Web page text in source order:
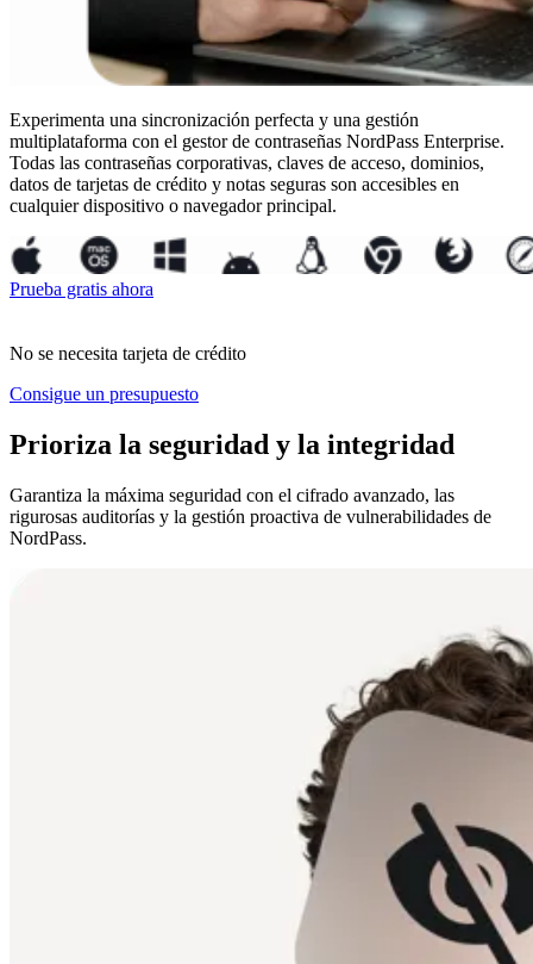
Experimenta una sincronización perfecta y una gestión
multiplataforma con el gestor de contraseñas NordPass Enterprise.
Todas las contraseñas corporativas, claves de acceso, dominios,
datos de tarjetas de crédito y notas seguras son accesibles en
cualquier dispositivo o navegador principal.
Prueba gratis ahora
No se necesita tarjeta de crédito
Consigue un presupuesto
Prioriza la seguridad y la integridad
Garantiza la máxima seguridad con el cifrado avanzado, las
rigurosas auditorías y la gestión proactiva de vulnerabilidades de
NordPass.